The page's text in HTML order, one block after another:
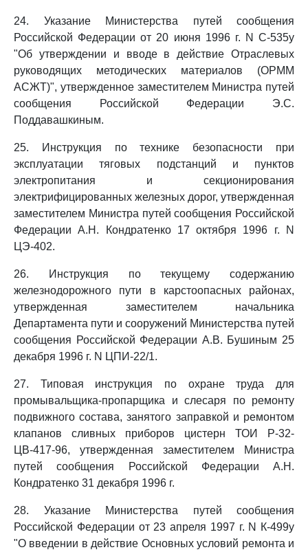
24. Указание Министерства путей сообщения
Российской Федерации от 20 июня 1996 г. N С-535у
"Об утверждении и вводе в действие Отраслевых
руководящих методических материалов (ОРММ
АСЖТ)", утвержденное заместителем Министра путей
сообщения Российской Федерации Э.С.
Поддавашкиным.
25. Инструкция по технике безопасности при
эксплуатации тяговых подстанций и пунктов
электропитания и секционирования
электрифицированных железных дорог, утвержденная
заместителем Министра путей сообщения Российской
Федерации А.Н. Кондратенко 17 октября 1996 г. N
ЦЭ-402.
26. Инструкция по текущему содержанию
железнодорожного пути в карстоопасных районах,
утвержденная заместителем начальника
Департамента пути и сооружений Министерства путей
сообщения Российской Федерации А.В. Бушиным 25
декабря 1996 г. N ЦПИ-22/1.
27. Типовая инструкция по охране труда для
промывальщика-пропарщика и слесаря по ремонту
подвижного состава, занятого заправкой и ремонтом
клапанов сливных приборов цистерн ТОИ Р-32-
ЦВ-417-96, утвержденная заместителем Министра
путей сообщения Российской Федерации А.Н.
Кондратенко 31 декабря 1996 г.
28. Указание Министерства путей сообщения
Российской Федерации от 23 апреля 1997 г. N К-499у
"О введении в действие Основных условий ремонта и